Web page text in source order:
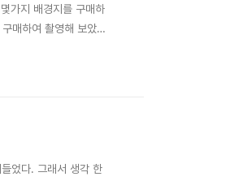
가지 배경지를 구매하
매하여 촬영해 보았다.
었다. 그래서 생각 한